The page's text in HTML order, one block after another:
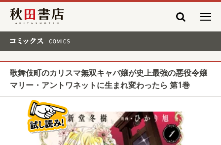
秋田書店
歌舞伎町のカリスマ無双キャバ嬢が史上最強の悪役令嬢
マリー・アントワネットに生まれ変わったら 第1巻